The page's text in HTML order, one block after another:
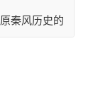
秦风历史的